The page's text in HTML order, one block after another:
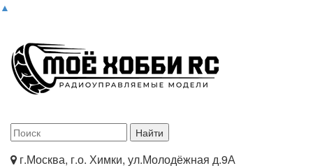
▲
г.Москва, г.о. Химки, ул.Молодёжная д.9А